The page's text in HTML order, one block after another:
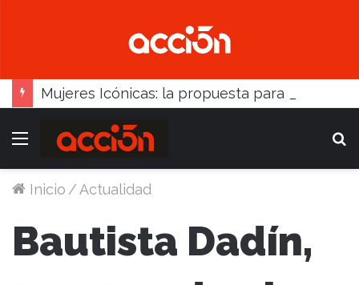
Menú
Inicio /Actualidad
Bautista Dadín,